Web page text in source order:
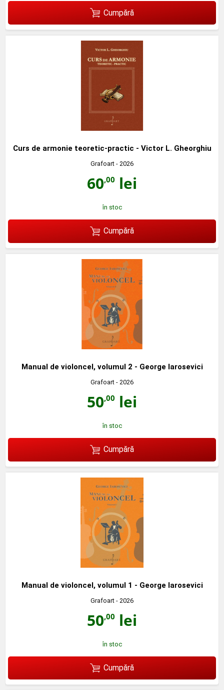
Cumpără
Curs de armonie teoretic-practic - Victor L. Gheorghiu
Grafoart - 2026
60,00 lei
în stoc
Cumpără
Manual de violoncel, volumul 2 - George Iarosevici
Grafoart - 2026
50,00 lei
în stoc
Cumpără
Manual de violoncel, volumul 1 - George Iarosevici
Grafoart - 2026
50,00 lei
în stoc
Cumpără